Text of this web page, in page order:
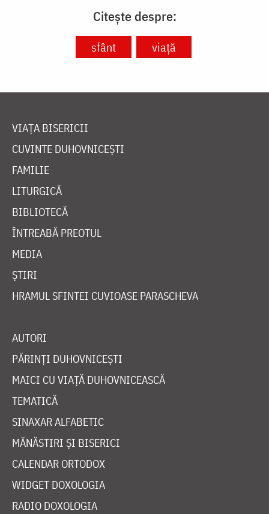
Citește despre:
sfânt viață
VIAȚA BISERICII
CUVINTE DUHOVNICEȘTI
FAMILIE
LITURGICĂ
BIBLIOTECĂ
ÎNTREABĂ PREOTUL
MEDIA
ȘTIRI
HRAMUL SFINTEI CUVIOASE PARASCHEVA
AUTORI
PĂRINȚI DUHOVNICEȘTI
MAICI CU VIAȚĂ DUHOVNICEASCĂ
TEMATICĂ
SINAXAR ALFABETIC
MĂNĂSTIRI ȘI BISERICI
CALENDAR ORTODOX
WIDGET DOXOLOGIA
RADIO DOXOLOGIA